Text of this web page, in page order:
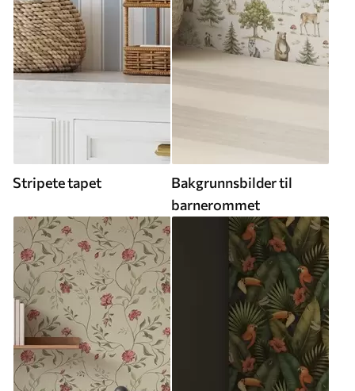
Stripete tapet
Bakgrunnsbilder til
barnerommet